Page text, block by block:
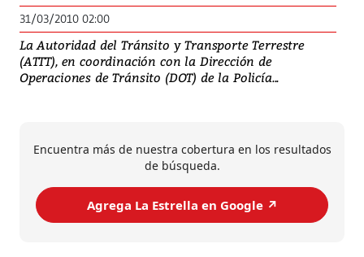
31/03/2010 02:00
La Autoridad del Tránsito y Transporte Terrestre
(ATTT), en coordinación con la Dirección de
Operaciones de Tránsito (DOT) de la Policía...
Encuentra más de nuestra cobertura en los resultados
de búsqueda.
Agrega La Estrella en Google ↗️